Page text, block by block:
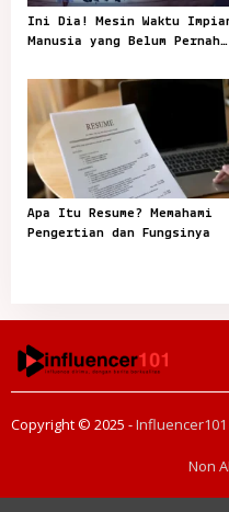
Ini Dia! Mesin Waktu
Manusia yang Belum Pernah
Apa Itu Resume? Memahami
Pengertian dan Fungsinya
Copyright © 2025 -Influencer101
Non